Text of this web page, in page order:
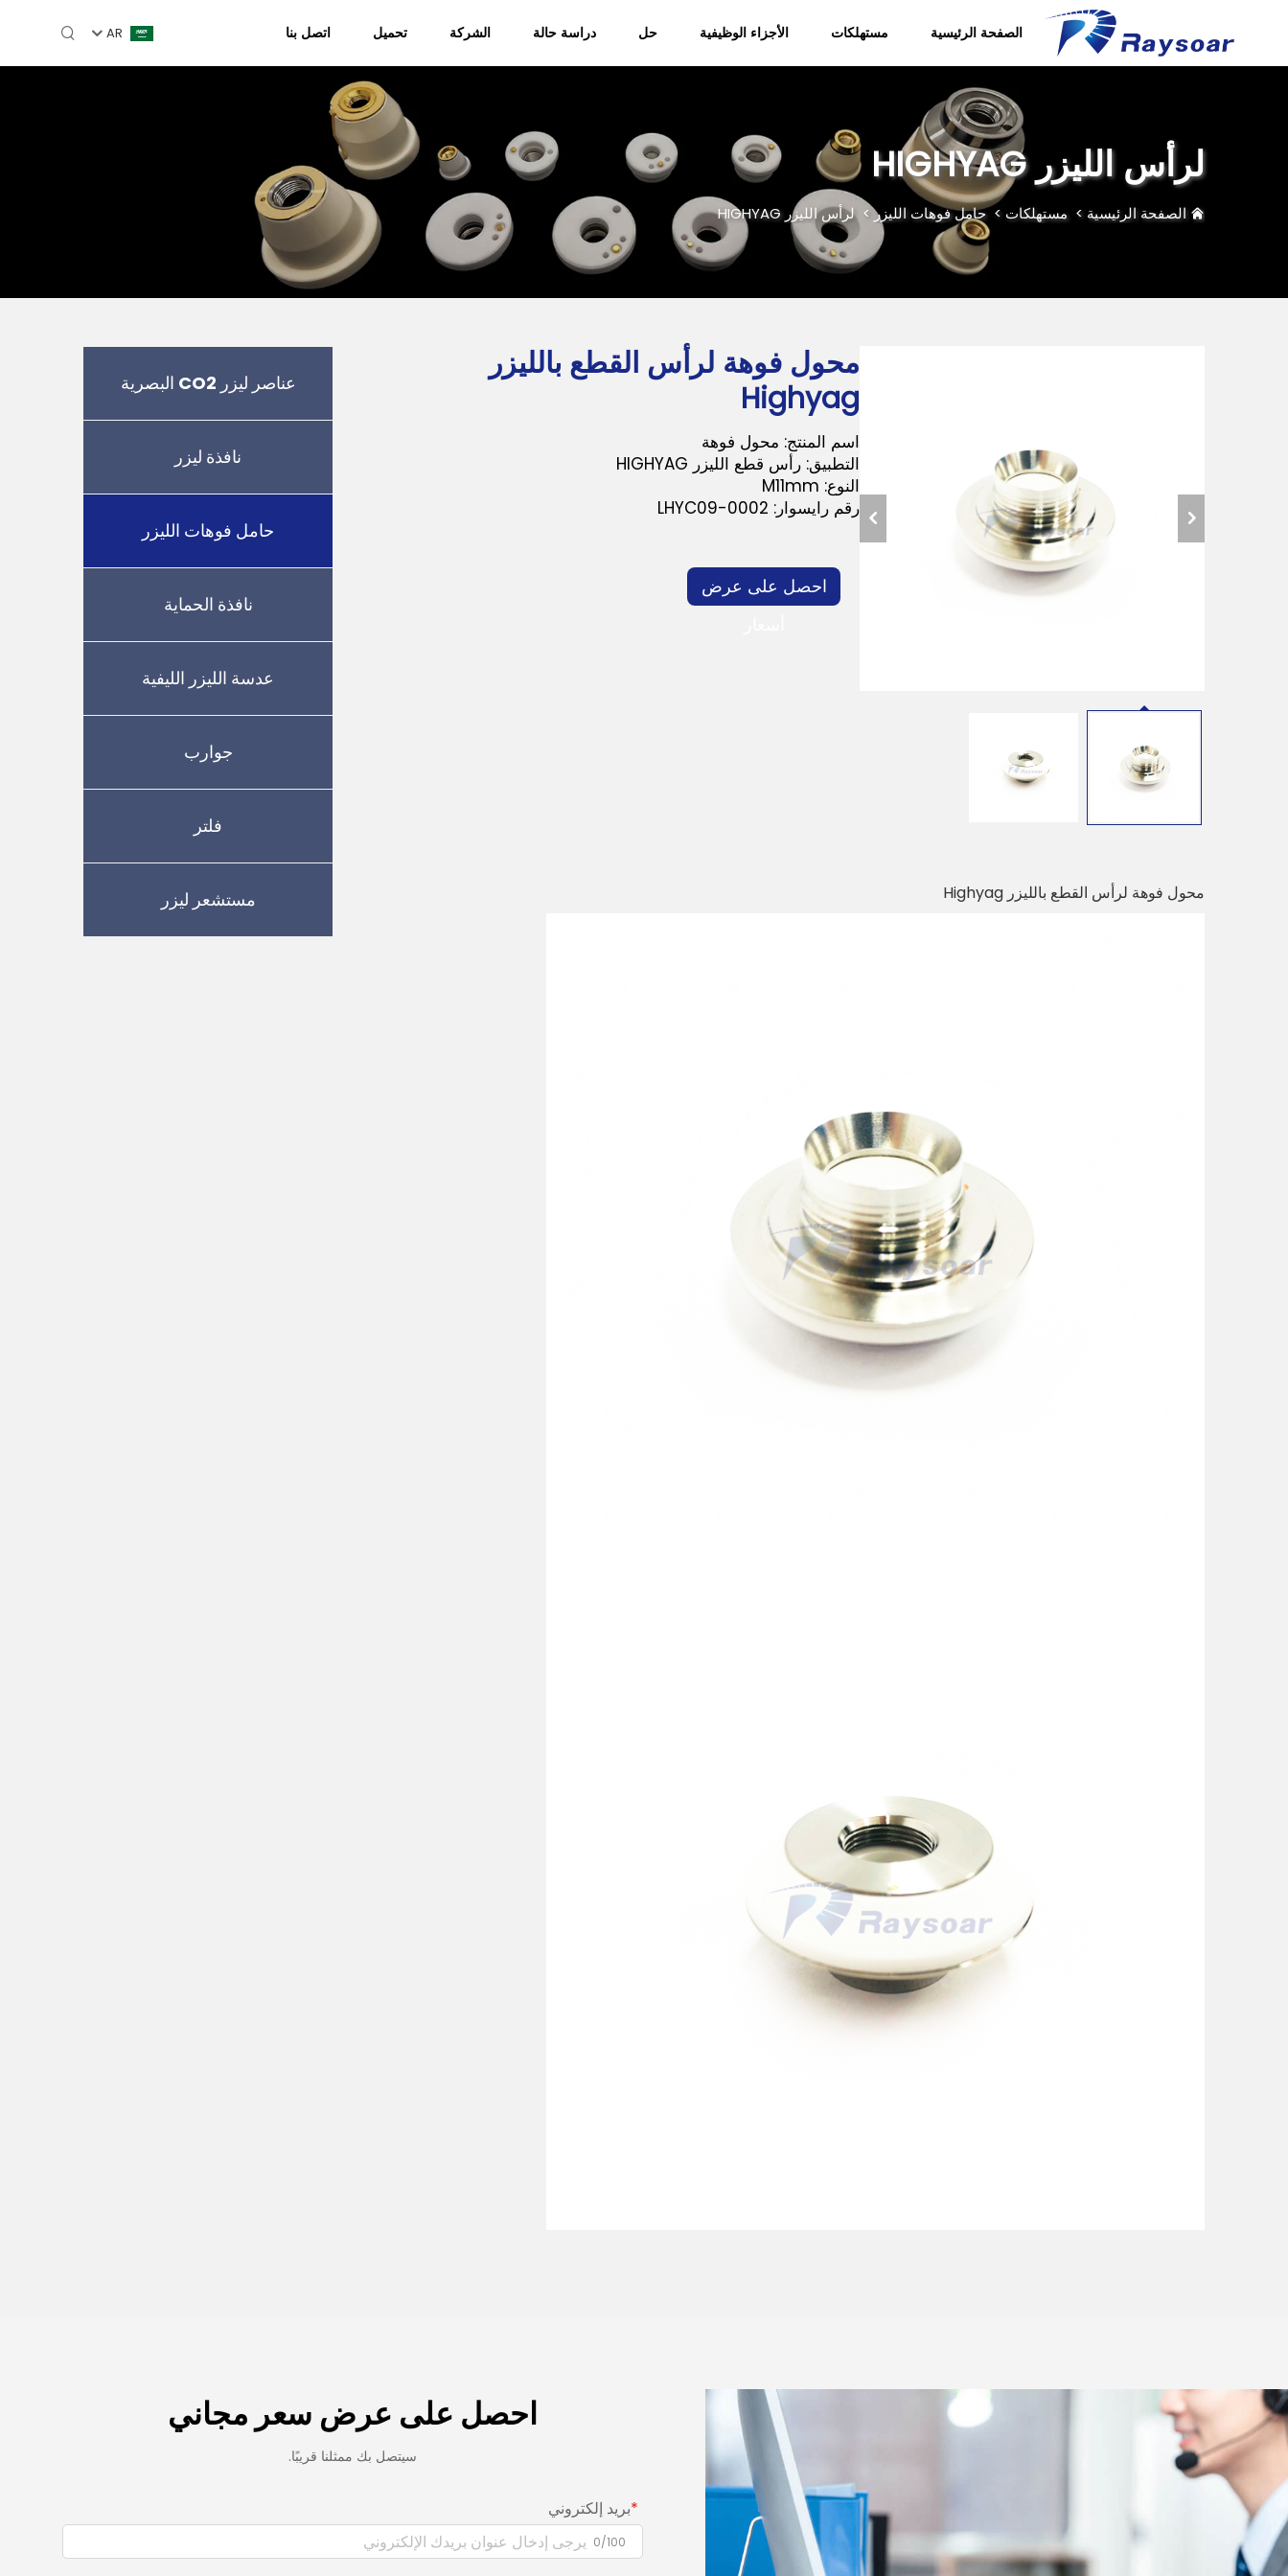
الصفحة الرئيسية مستهلكات الأجزاء الوظيفية حل دراسة حالة الشركة تحميل اتصل بنا AR
لرأس الليزر HIGHYAG
الصفحة الرئيسية >مستهلكات >حامل فوهات الليزر>لرأس الليزر HIGHYAG
عناصر ليزر CO2 البصرية
نافذة ليزر
حامل فوهات الليزر
نافذة الحماية
عدسة الليزر الليفية
جوارب
فلتر
مستشعر ليزر
محول فوهة لرأس القطع بالليزر
Highyag
اسم المنتج: محول فوهة
التطبيق: رأس قطع الليزر HIGHYAG
النوع: M11mm
رقم رايسوار: LHYC09-0002
احصل على عرض
محول فوهة لرأس القطع بالليزر Highyag
احصل على عرض سعر مجاني
سيتصل بك ممثلنا قريبًا.
بريد إلكتروني
0/100